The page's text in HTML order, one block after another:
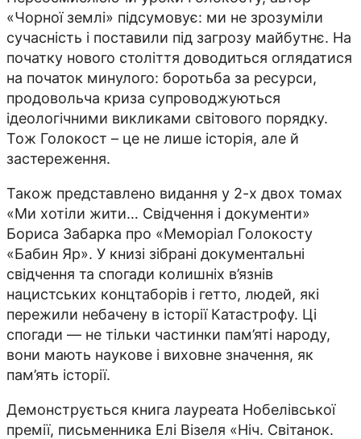
«Чорної землі» підсумовує: ми не зрозуміли
сучасність і поставили під загрозу майбутнє. На
початку нового століття доводиться оглядатися
на початок минулого: боротьба за ресурси,
продовольча криза супроводжуються
ідеологічними викликами світового порядку.
Тож Голокост – це не лише історія, але й
застереження.
Також представлено видання у 2-х двох томах
«Ми хотіли жити… Свідчення і документи»
Бориса Забарка про «Меморіал Голокосту
«Бабин Яр». У книзі зібрані документальні
свідчення та спогади колишніх в’язнів
нацистських концтаборів і гетто, людей, які
пережили небачену в історії Катастрофу. Ці
спогади — не тільки частинки пам’яті народу,
вони мають наукове і виховне значення, як
пам’ять історії.
Демонструється книга лауреата Нобелівської
премії, письменника Елі Візеля «Ніч. Світанок.